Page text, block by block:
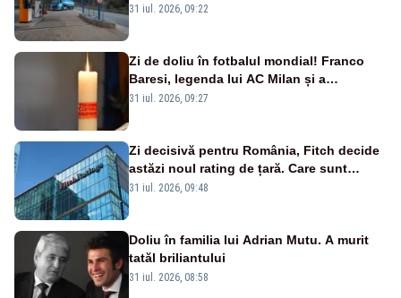
31 iul. 2026, 09:22
Zi de doliu în fotbalul mondial! Franco
Baresi, legenda lui AC Milan și a
naționalei Italiei, a murit
31 iul. 2026, 09:27
Zi decisivă pentru România, Fitch decide
astăzi noul rating de țară. Care sunt
efectele retrogradării la categoria „junk”
31 iul. 2026, 09:48
Doliu în familia lui Adrian Mutu. A murit
tatăl briliantului
31 iul. 2026, 08:58